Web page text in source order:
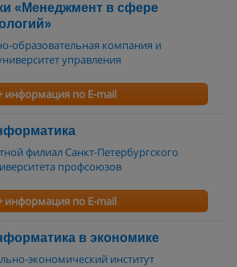
«Менеджмент в сфере
образовательная компания и
управления
информация по E-mail
филиал Санкт-Петербургского
профсоюзов
информация по E-mail
в экономике
экономический институт